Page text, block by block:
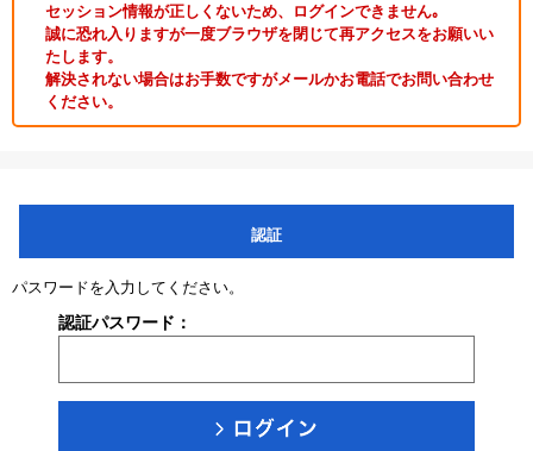
セッション情報が正しくないため、ログインできません｡
誠に恐れ入りますが一度ブラウザを閉じて再アクセスをお願いい
たします。
解決されない場合はお手数ですがメールかお電話でお問い合わせ
ください。
認証
パスワードを入力してください。
認証パスワード：